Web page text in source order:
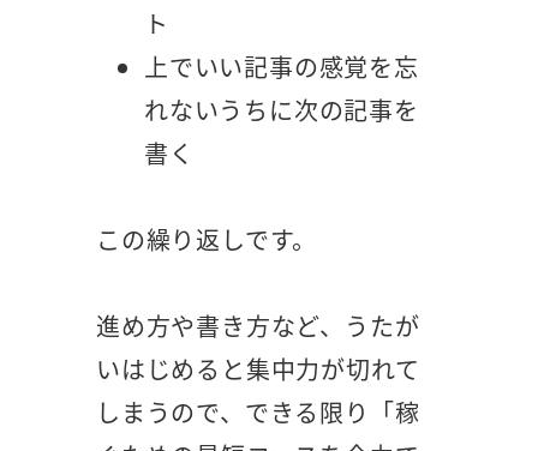
ト
上でいい記事の感覚を忘
れないうちに次の記事を
書く
この繰り返しです。
進め方や書き方など、うたが
いはじめると集中力が切れて
しまうので、できる限り「稼